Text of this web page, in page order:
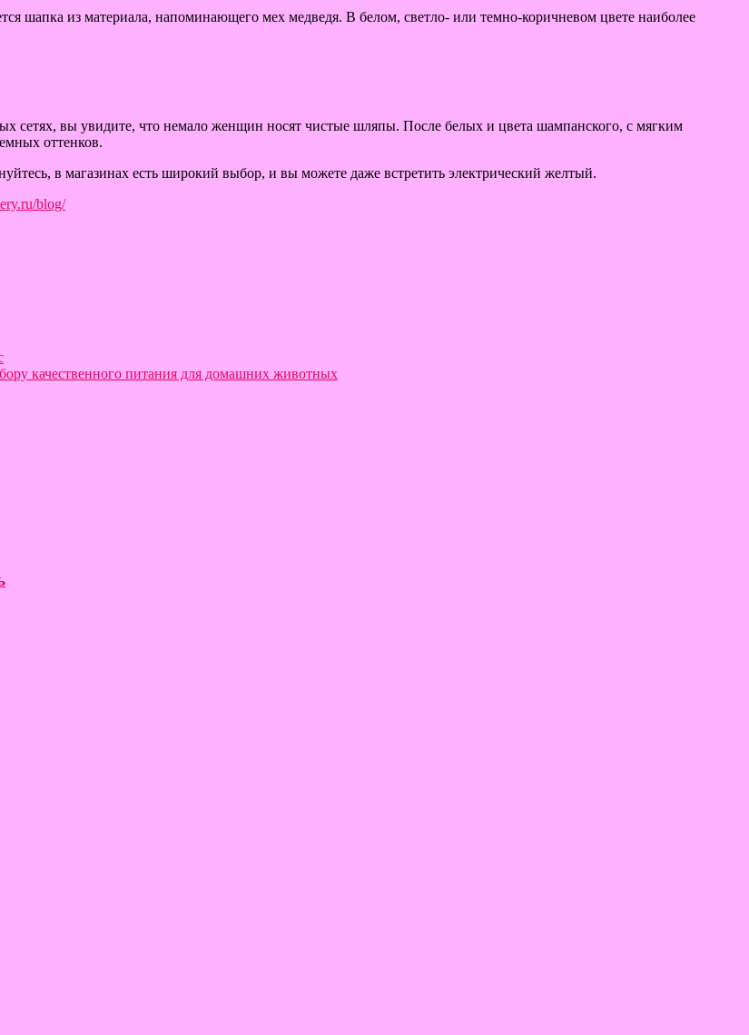
шапка из материала, напоминающего мех медведя. В белом, светло- или темно-коричневом цвете наиболее
сетях, вы увидите, что немало женщин носят чистые шляпы. После белых и цвета шампанского, с мягким
оттенков.
в магазинах есть широкий выбор, и вы можете даже встретить электрический желтый.
blog/
качественного питания для домашних животных